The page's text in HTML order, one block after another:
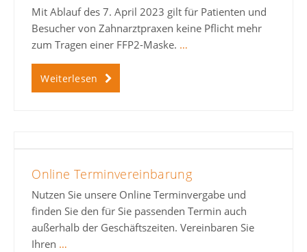
Mit Ablauf des 7. April 2023 gilt für Patienten und
Besucher von Zahnarztpraxen keine Pflicht mehr
zum Tragen einer FFP2-Maske. …
Weiterlesen
Online Terminvereinbarung
Nutzen Sie unsere Online Terminvergabe und
finden Sie den für Sie passenden Termin auch
außerhalb der Geschäftszeiten. Vereinbaren Sie
Ihren …